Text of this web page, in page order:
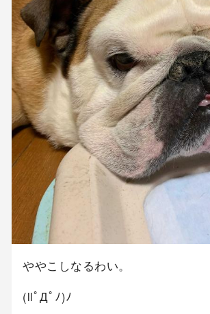
ややこしなるわい。
(llﾟДﾟﾉ)ﾉ